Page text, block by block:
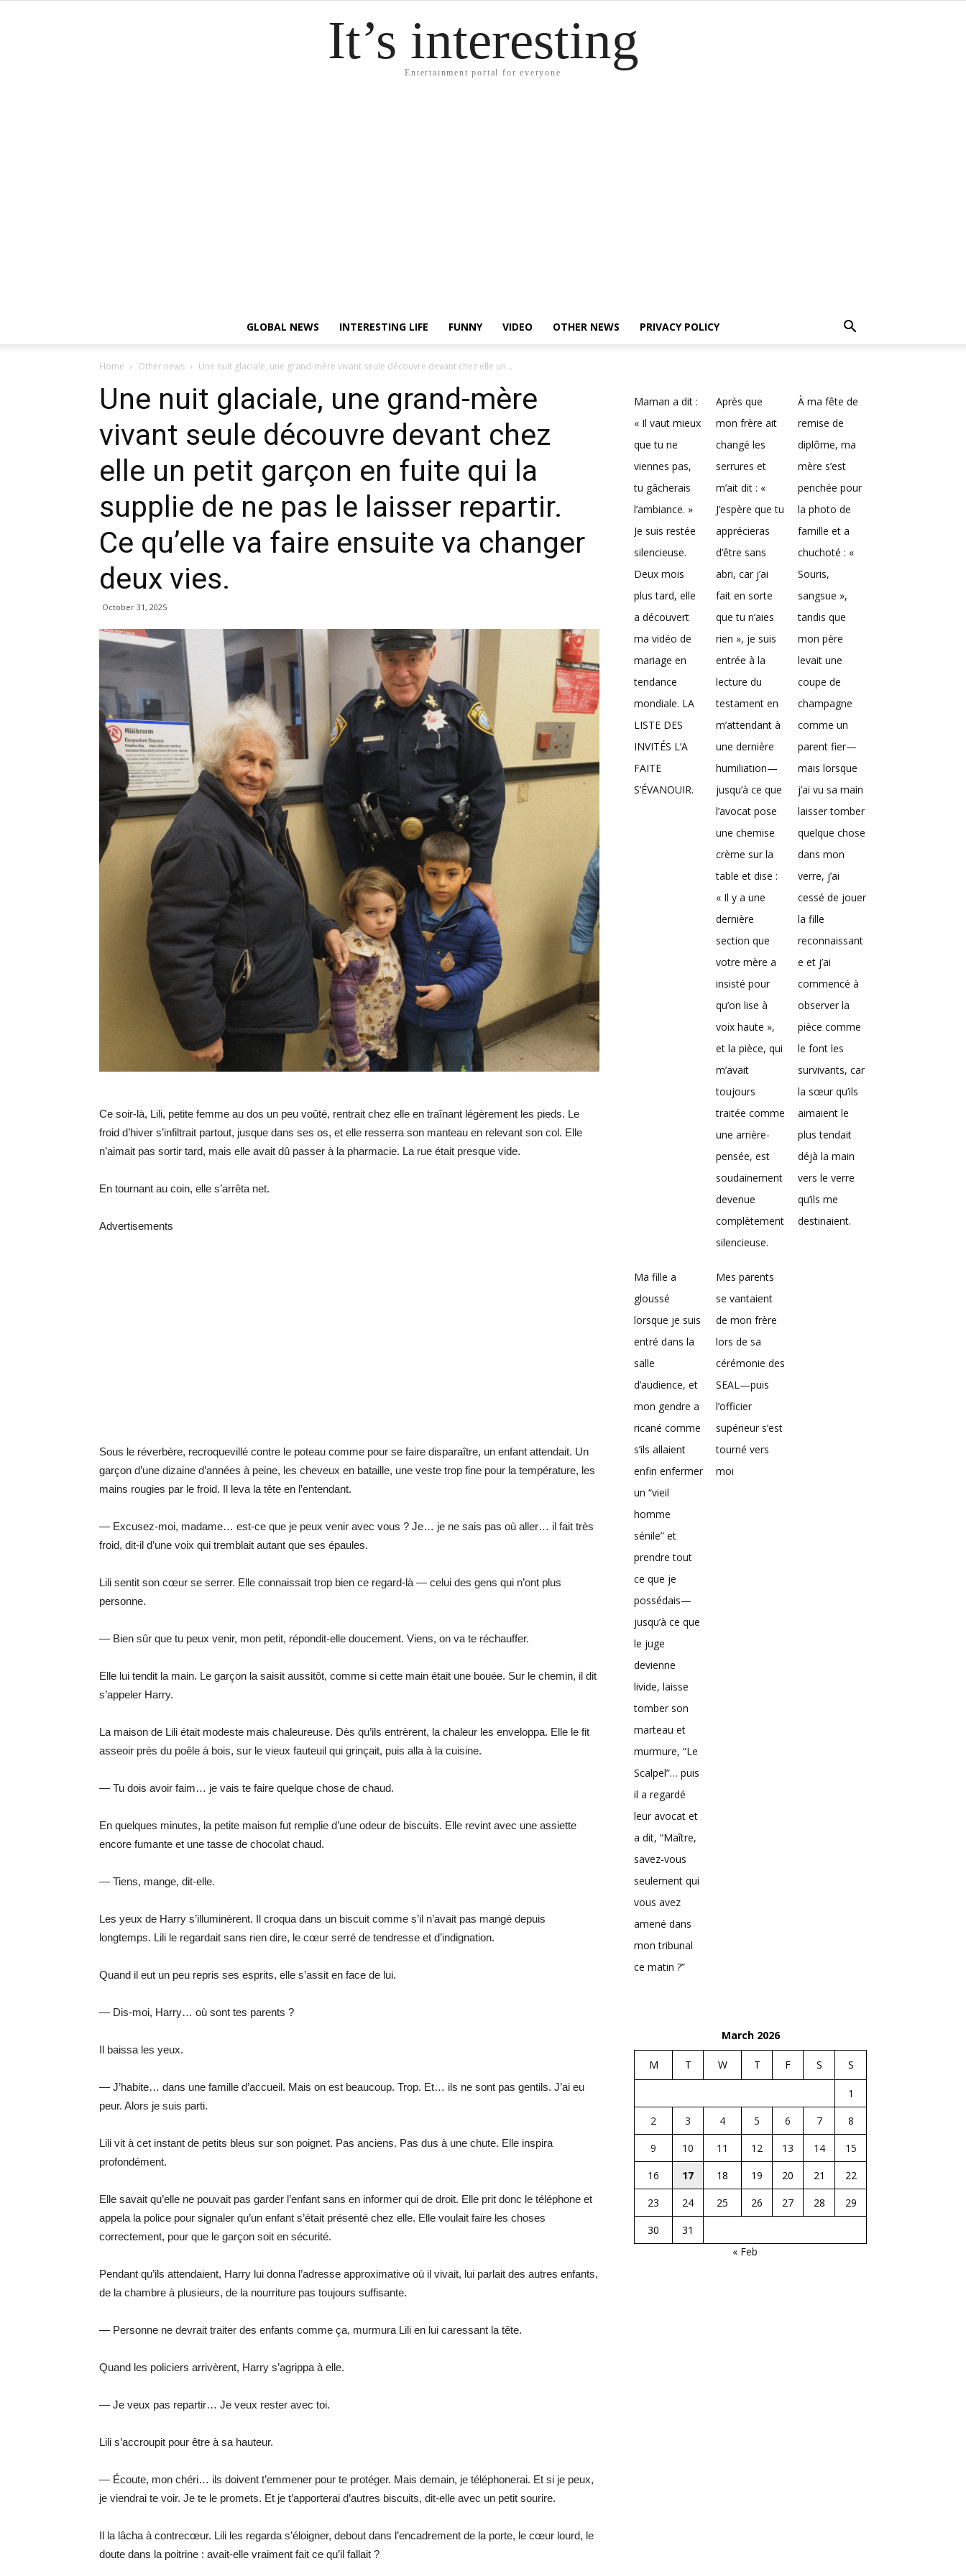
It’s interesting
Entertainment portal for everyone
GLOBAL NEWS INTERESTING LIFE FUNNY VIDEO OTHER NEWS PRIVACY POLICY
Home Other news Une nuit glaciale, une grand-mère vivant seule découvre devant chez elle un...
Une nuit glaciale, une grand-mère
vivant seule découvre devant chez
elle un petit garçon en fuite qui la
supplie de ne pas le laisser repartir.
Ce qu’elle va faire ensuite va changer
deux vies.
October 31, 2025
Ce soir-là, Lili, petite femme au dos un peu voûté, rentrait chez elle en traînant légèrement les pieds. Le
froid d’hiver s’infiltrait partout, jusque dans ses os, et elle resserra son manteau en relevant son col. Elle
n’aimait pas sortir tard, mais elle avait dû passer à la pharmacie. La rue était presque vide.
En tournant au coin, elle s’arrêta net.
Advertisements
Sous le réverbère, recroquevillé contre le poteau comme pour se faire disparaître, un enfant attendait. Un
garçon d’une dizaine d’années à peine, les cheveux en bataille, une veste trop fine pour la température, les
mains rougies par le froid. Il leva la tête en l’entendant.
— Excusez-moi, madame… est-ce que je peux venir avec vous ? Je… je ne sais pas où aller… il fait très
froid, dit-il d’une voix qui tremblait autant que ses épaules.
Lili sentit son cœur se serrer. Elle connaissait trop bien ce regard-là — celui des gens qui n’ont plus
personne.
— Bien sûr que tu peux venir, mon petit, répondit-elle doucement. Viens, on va te réchauffer.
Elle lui tendit la main. Le garçon la saisit aussitôt, comme si cette main était une bouée. Sur le chemin, il dit
s’appeler Harry.
La maison de Lili était modeste mais chaleureuse. Dès qu’ils entrèrent, la chaleur les enveloppa. Elle le fit
asseoir près du poêle à bois, sur le vieux fauteuil qui grinçait, puis alla à la cuisine.
— Tu dois avoir faim… je vais te faire quelque chose de chaud.
En quelques minutes, la petite maison fut remplie d’une odeur de biscuits. Elle revint avec une assiette
encore fumante et une tasse de chocolat chaud.
— Tiens, mange, dit-elle.
Les yeux de Harry s’illuminèrent. Il croqua dans un biscuit comme s’il n’avait pas mangé depuis
longtemps. Lili le regardait sans rien dire, le cœur serré de tendresse et d’indignation.
Quand il eut un peu repris ses esprits, elle s’assit en face de lui.
— Dis-moi, Harry… où sont tes parents ?
Il baissa les yeux.
— J’habite… dans une famille d’accueil. Mais on est beaucoup. Trop. Et… ils ne sont pas gentils. J’ai eu
peur. Alors je suis parti.
Lili vit à cet instant de petits bleus sur son poignet. Pas anciens. Pas dus à une chute. Elle inspira
profondément.
Elle savait qu’elle ne pouvait pas garder l’enfant sans en informer qui de droit. Elle prit donc le téléphone et
appela la police pour signaler qu’un enfant s’était présenté chez elle. Elle voulait faire les choses
correctement, pour que le garçon soit en sécurité.
Pendant qu’ils attendaient, Harry lui donna l’adresse approximative où il vivait, lui parlait des autres enfants,
de la chambre à plusieurs, de la nourriture pas toujours suffisante.
— Personne ne devrait traiter des enfants comme ça, murmura Lili en lui caressant la tête.
Quand les policiers arrivèrent, Harry s’agrippa à elle.
— Je veux pas repartir… Je veux rester avec toi.
Lili s’accroupit pour être à sa hauteur.
— Écoute, mon chéri… ils doivent t’emmener pour te protéger. Mais demain, je téléphonerai. Et si je peux,
je viendrai te voir. Je te le promets. Et je t’apporterai d’autres biscuits, dit-elle avec un petit sourire.
Il la lâcha à contrecœur. Lili les regarda s’éloigner, debout dans l’encadrement de la porte, le cœur lourd, le
doute dans la poitrine : avait-elle vraiment fait ce qu’il fallait ?
Maman a dit :
« Il vaut mieux
que tu ne
viennes pas,
tu gâcherais
l’ambiance. »
Je suis restée
silencieuse.
Deux mois
plus tard, elle
a découvert
ma vidéo de
mariage en
tendance
mondiale. LA
LISTE DES
INVITÉS L’A
FAITE
S’ÉVANOUIR.
Après que
mon frère ait
changé les
serrures et
m’ait dit : «
J’espère que tu
apprécieras
d’être sans
abri, car j’ai
fait en sorte
que tu n’aies
rien », je suis
entrée à la
lecture du
testament en
m’attendant à
une dernière
humiliation—
jusqu’à ce que
l’avocat pose
une chemise
crème sur la
table et dise :
« Il y a une
dernière
section que
votre mère a
insisté pour
qu’on lise à
voix haute »,
et la pièce, qui
m’avait
toujours
traitée comme
une arrière-
pensée, est
soudainement
devenue
complètement
silencieuse.
À ma fête de
remise de
diplôme, ma
mère s’est
penchée pour
la photo de
famille et a
chuchoté : «
Souris,
sangsue »,
tandis que
mon père
levait une
coupe de
champagne
comme un
parent fier—
mais lorsque
j’ai vu sa main
laisser tomber
quelque chose
dans mon
verre, j’ai
cessé de jouer
la fille
reconnaissant
e et j’ai
commencé à
observer la
pièce comme
le font les
survivants, car
la sœur qu’ils
aimaient le
plus tendait
déjà la main
vers le verre
qu’ils me
destinaient.
Ma fille a
gloussé
lorsque je suis
entré dans la
salle
d’audience, et
mon gendre a
ricané comme
s’ils allaient
enfin enfermer
un “vieil
homme
sénile” et
prendre tout
ce que je
possédais—
jusqu’à ce que
le juge
devienne
livide, laisse
tomber son
marteau et
murmure, “Le
Scalpel”… puis
il a regardé
leur avocat et
a dit, “Maître,
savez-vous
seulement qui
vous avez
amené dans
mon tribunal
ce matin ?”
Mes parents
se vantaient
de mon frère
lors de sa
cérémonie des
SEAL—puis
l’officier
supérieur s’est
tourné vers
moi
March 2026
M T W T F S S
1
2
3 4 5 6 7
8
9
10 11 12 13 14
15
16
17 18 19 20 21
22
23
24 25 26 27 28
29
30
31
« Feb